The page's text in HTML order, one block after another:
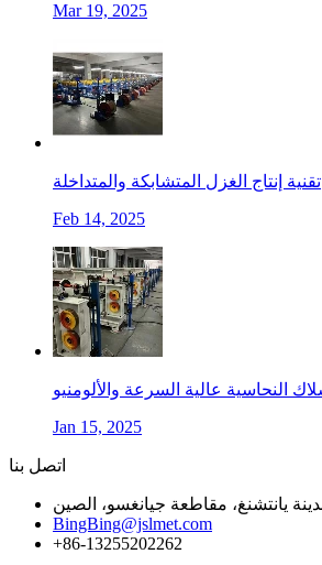
Mar 19, 2025
تقنية إنتاج الغزل المتشابكة والمتداخلة
Feb 14, 2025
Jan 15, 2025
اتصل بنا
BingBing@jslmet.com
+86-13255202262